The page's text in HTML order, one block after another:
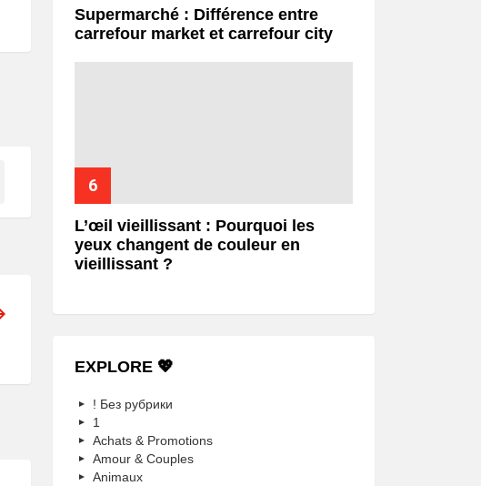
Supermarché : Différence entre
carrefour market et carrefour city
L’œil vieillissant : Pourquoi les
yeux changent de couleur en
vieillissant ?
EXPLORE 💖
! Без рубрики
1
Achats & Promotions
Amour & Couples
Animaux